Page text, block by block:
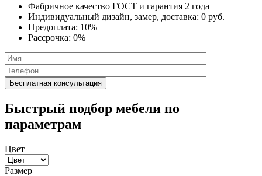
Фабричное качество ГОСТ и гарантия 2 года
Индивидуальный дизайн, замер, доставка: 0 руб.
Предоплата: 10%
Рассрочка: 0%
Быстрый подбор мебели по
параметрам
Цвет
Размер